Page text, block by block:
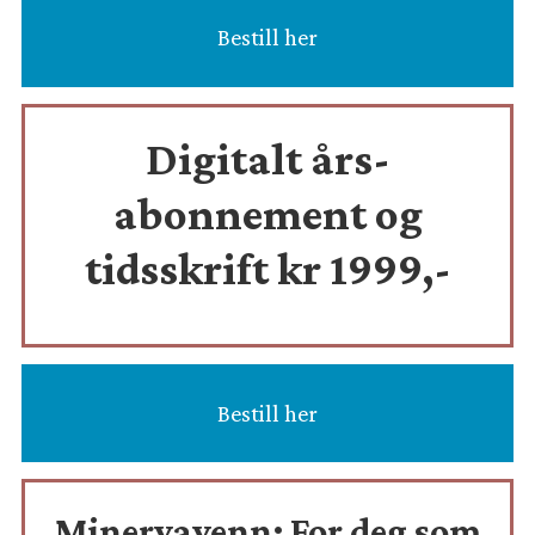
Bestill her
Digitalt års-
abonnement og
tidsskriftkr 1999,-
Bestill her